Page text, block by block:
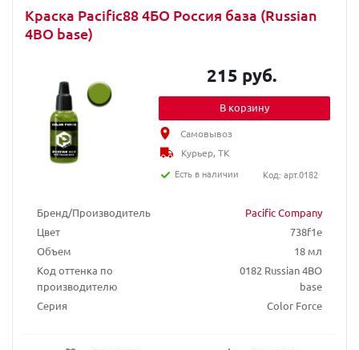
Краска Pacific88 4БО Россия база (Russian
4BO base)
Бренд/Производитель
Pacific Company
Цвет
738f1e
Объем
18 мл
Код оттенка по
производителю
0182 Russian 4BO
base
Серия
Color Force
215 руб.
В корзину
Самовывоз
Курьер, ТК
Есть в наличии
Код: арт.0182